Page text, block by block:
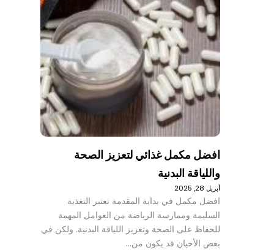
افضل مكمل غذائي لتعزيز الصحة
واللياقة البدنية
أبريل 28, 2025
افضل مكمل في بداية المقدمة تعتبر التغذية
السليمة وممارسة الرياضة من العوامل المهمة
للحفاظ على الصحة وتعزيز اللياقة البدنية. ولكن في
بعض الأحيان قد يكون من…